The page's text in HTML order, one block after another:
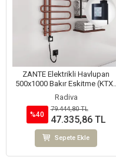
ZANTE Elektrikli Havlupan
500x1000 Bakır Eskitme (KTX4
Termostat) 200W Spiral Kablolu
Radiva
%40
79.444,80 TL
47.335,86 TL
Sepete Ekle